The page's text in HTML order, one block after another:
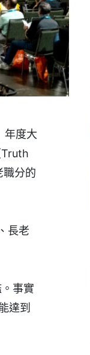
年度大
Truth
分的
長老
事實
達到